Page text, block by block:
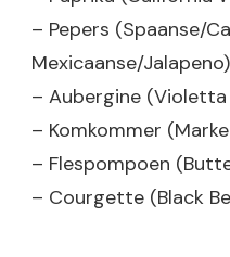
– Pepers (Spaanse/
Mexicaanse/Jalapeno)
– Aubergine (Violetta
– Komkommer
– Flespompoen
– Courgette (Black